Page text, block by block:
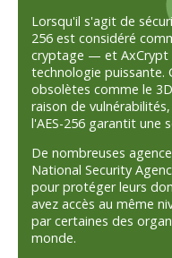
Lorsqu'il s'agit de
256 est considéré
cryptage — et
technologie puissante.
obsolètes comme le
raison de
l'AES-256 garantit une
De nombreuses
National Security
pour protéger leurs
avez accès au même
par certaines des
monde.